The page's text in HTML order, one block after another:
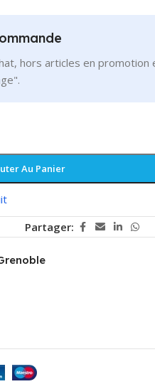
hors articles en promotion
Au Panier
Partager: